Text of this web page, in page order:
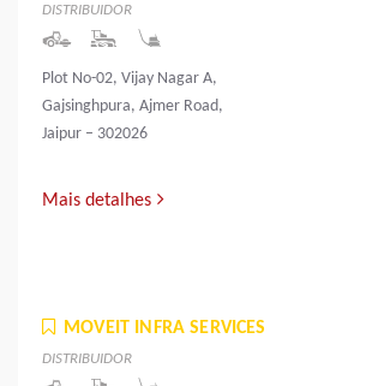
DISTRIBUIDOR
Plot No-02, Vijay Nagar A,
Gajsinghpura, Ajmer Road,
Jaipur – 302026
Mais detalhes
MOVEIT INFRA SERVICES
DISTRIBUIDOR